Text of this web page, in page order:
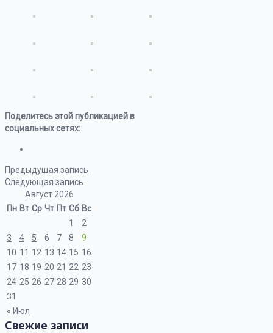
Поделитесь этой публикацией в
социальных сетях:
Предыдущая запись
Следующая запись
Август 2026
Пн Вт Ср Чт Пт Сб Вс
« Июл
1
2
3
4 5 6 7 8
9
10 11 12 13 14 15 16
17 18 19 20 21 22 23
24 25 26 27 28 29 30
31
Свежие записи